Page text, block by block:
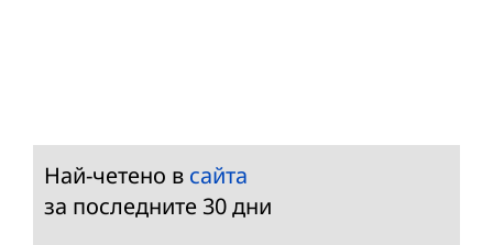
Най-четено в сайта
за последните 30 дни